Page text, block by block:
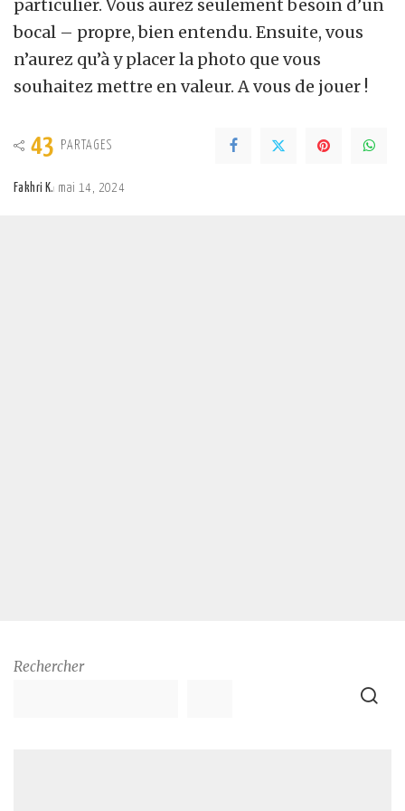
particulier. Vous aurez seulement besoin d’un
bocal – propre, bien entendu. Ensuite, vous
n’aurez qu’à y placer la photo que vous
souhaitez mettre en valeur. A vous de jouer !
43 PARTAGES
Fakhri K. mai 14, 2024
Rechercher